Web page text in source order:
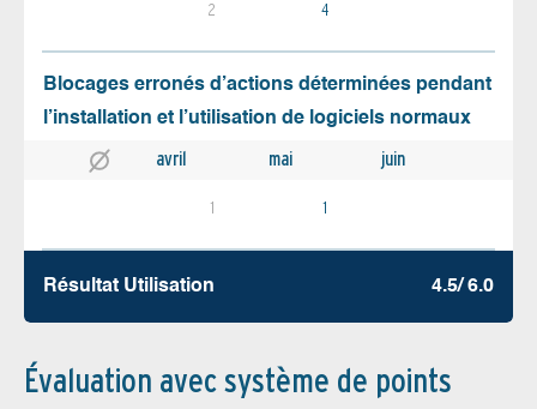
2 4
Blocages erronés d’actions déterminées pendant
l’installation et l’utilisation de logiciels normaux
avril mai juin
1 1
Résultat Utilisation 4.5/ 6.0
Évaluation avec système de points